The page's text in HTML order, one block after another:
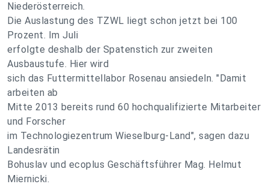
Niederösterreich.
Die Auslastung des TZWL liegt schon jetzt bei 100
Prozent. Im Juli
erfolgte deshalb der Spatenstich zur zweiten
Ausbaustufe. Hier wird
sich das Futtermittellabor Rosenau ansiedeln. "Damit
arbeiten ab
Mitte 2013 bereits rund 60 hochqualifizierte Mitarbeiter
und Forscher
im Technologiezentrum Wieselburg-Land", sagen dazu
Landesrätin
Bohuslav und ecoplus Geschäftsführer Mag. Helmut
Miernicki.